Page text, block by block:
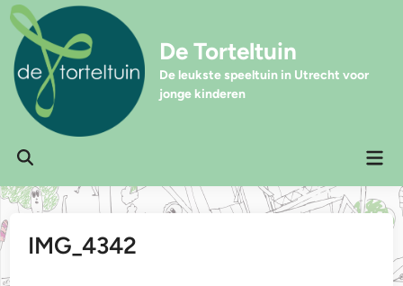
Ga
naar
inhoud
De Torteltuin
De leukste speeltuin in Utrecht voor
jonge kinderen
Zoeken
IMG_4342